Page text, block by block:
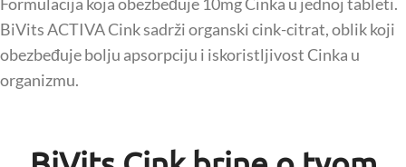
BiVits ACTIVA Cink sadrži organski cink-citrat, oblik koji
obezbeđuje bolju apsorpciju i iskoristljivost Cinka u
organizmu.